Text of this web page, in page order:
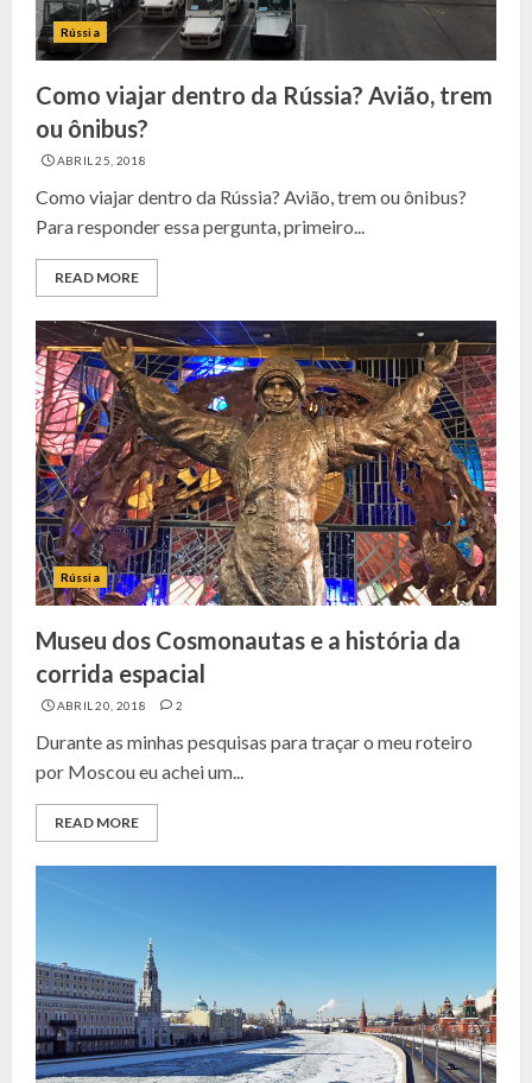
Rússia
Como viajar dentro da Rússia? Avião, trem
ou ônibus?
ABRIL 25, 2018
Como viajar dentro da Rússia? Avião, trem ou ônibus?
Para responder essa pergunta, primeiro...
READ MORE
Rússia
Museu dos Cosmonautas e a história da
corrida espacial
ABRIL 20, 2018 2
Durante as minhas pesquisas para traçar o meu roteiro
por Moscou eu achei um...
READ MORE